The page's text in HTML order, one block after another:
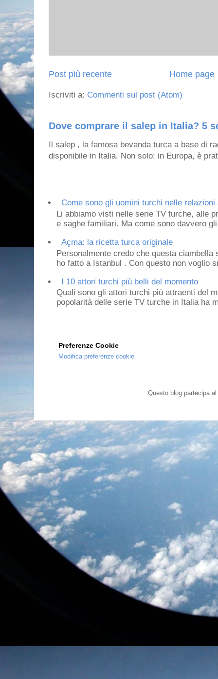
Post più recente Home page
Iscriviti a: Commenti sul post (Atom)
Dove comprare il salep in Italia? 5
Il salep , la famosa bevanda turca a base di
disponibile in Italia. Non solo: in Europa, è
Come sono gli uomini turchi nelle
Li abbiamo visti nelle serie TV turche, alle
e saghe familiari. Ma come sono davvero
Açma: la ricetta turca originale
Personalmente credo che questa
ho fatto a Istanbul . Con questo non voglio
I 10 attori turchi più belli del momento
Quali sono gli attori turchi più attraenti del
popolarità delle serie TV turche in Italia ha
Preferenze Cookie
Modifica preferenze cookie
Questo blog partecipa